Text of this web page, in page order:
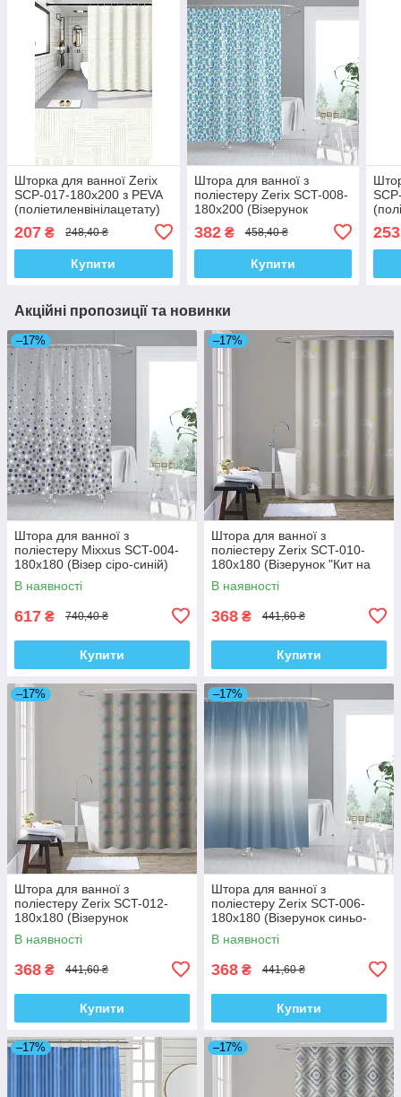
Шторка для ванної Zerix
SCP-017-180x200 з PEVA
(поліетиленвінілацетату)
молочна) (ZX6090)
207 ₴ 248,40 ₴
Купити
Штора для ванної з
поліестеру Zerix SCT-008-
180x200 (Візерунок
зелений-синій) (ZX4986)
382₴ 458,40 ₴
Купити
253
Акційні пропозиції та новинки
–17%
Штора для ванної з
поліестеру Mixxus SCT-004-
180x180 (Візер сіро-синій)
(AC0652)
В наявності
617 ₴ 740,40 ₴
Купити
–17%
Штора для ванної з
поліестеру Zerix SCT-010-
180x180 (Візерунок "Кит на
бежевому тлі") (ZX4983)
В наявності
368 ₴ 441,60 ₴
Купити
–17%
Штора для ванної з
поліестеру Zerix SCT-012-
180x180 (Візерунок
"Райдуга") (ZX4981)
В наявності
368 ₴ 441,60 ₴
Купити
–17%
Штора для ванної з
поліестеру Zerix SCT-006-
180x180 (Візерунок синьо-
білий) (ZX4990)
В наявності
368 ₴ 441,60 ₴
Купити
–17% –17%